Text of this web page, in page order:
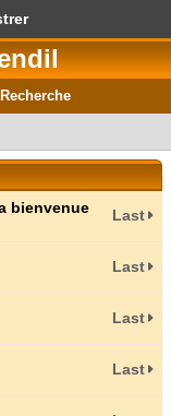
Recherche
bienvenue Last
Last
Last
Last